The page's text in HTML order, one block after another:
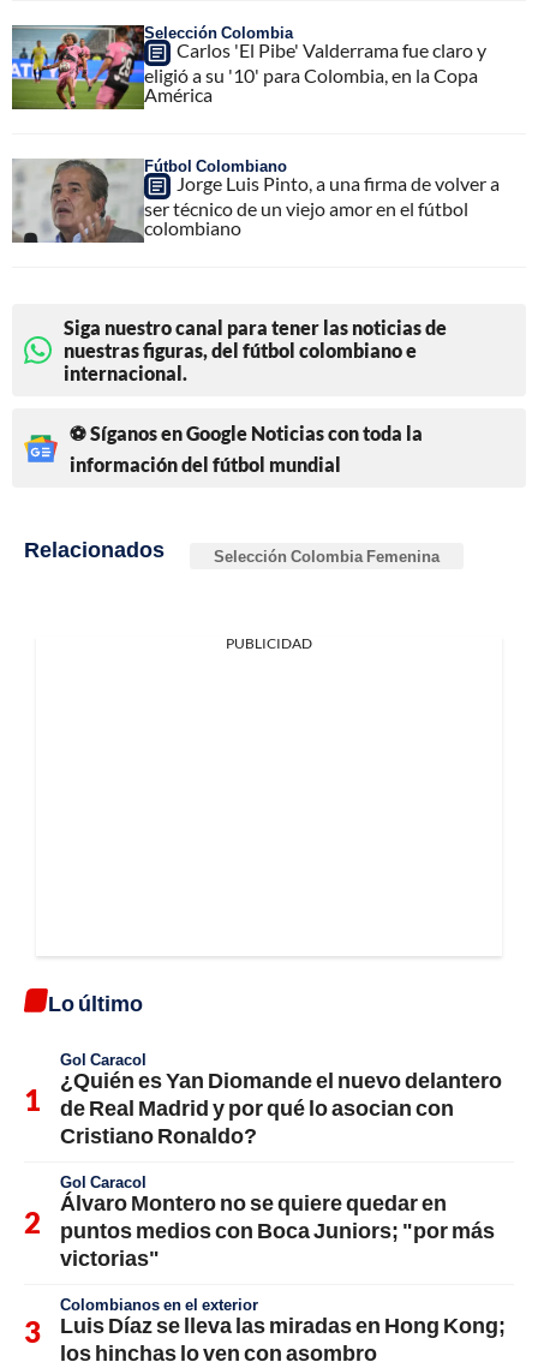
Selección Colombia
Carlos 'El Pibe' Valderrama fue claro y
eligió a su '10' para Colombia, en la Copa
América
Fútbol Colombiano
Jorge Luis Pinto, a una firma de volver a
ser técnico de un viejo amor en el fútbol
colombiano
Siga nuestro canal para tener las noticias de
nuestras figuras, del fútbol colombiano e
internacional.
⚽ Síganos en Google Noticias con toda la
información del fútbol mundial
Relacionados Selección Colombia Femenina
PUBLICIDAD
Lo último
Gol Caracol
¿Quién es Yan Diomande el nuevo delantero
de Real Madrid y por qué lo asocian con
Cristiano Ronaldo?
Gol Caracol
Álvaro Montero no se quiere quedar en
puntos medios con Boca Juniors; "por más
victorias"
Colombianos en el exterior
Luis Díaz se lleva las miradas en Hong Kong;
los hinchas lo ven con asombro